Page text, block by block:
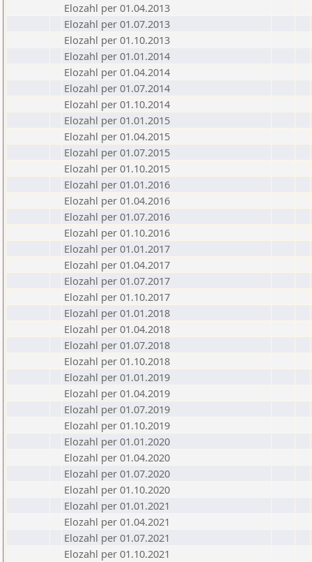
Elozahl per 01.04.2013
Elozahl per 01.07.2013
Elozahl per 01.10.2013
Elozahl per 01.01.2014
Elozahl per 01.04.2014
Elozahl per 01.07.2014
Elozahl per 01.10.2014
Elozahl per 01.01.2015
Elozahl per 01.04.2015
Elozahl per 01.07.2015
Elozahl per 01.10.2015
Elozahl per 01.01.2016
Elozahl per 01.04.2016
Elozahl per 01.07.2016
Elozahl per 01.10.2016
Elozahl per 01.01.2017
Elozahl per 01.04.2017
Elozahl per 01.07.2017
Elozahl per 01.10.2017
Elozahl per 01.01.2018
Elozahl per 01.04.2018
Elozahl per 01.07.2018
Elozahl per 01.10.2018
Elozahl per 01.01.2019
Elozahl per 01.04.2019
Elozahl per 01.07.2019
Elozahl per 01.10.2019
Elozahl per 01.01.2020
Elozahl per 01.04.2020
Elozahl per 01.07.2020
Elozahl per 01.10.2020
Elozahl per 01.01.2021
Elozahl per 01.04.2021
Elozahl per 01.07.2021
Elozahl per 01.10.2021